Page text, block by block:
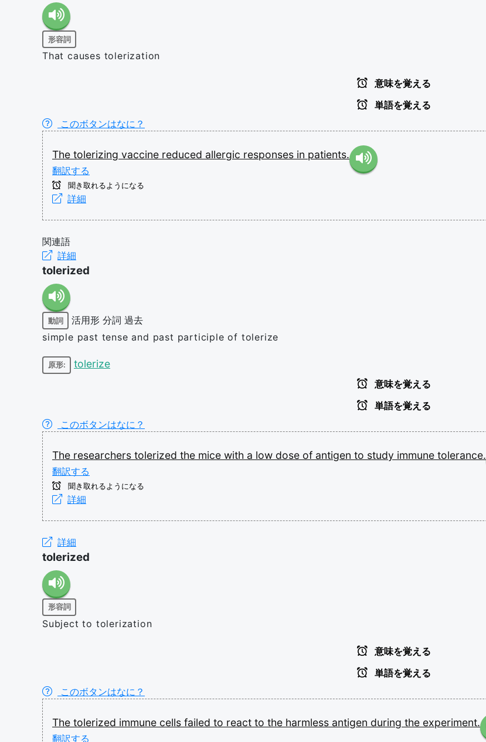
形容詞
That causes tolerization
意味を覚える
単語を覚える
このボタンはなに？
The tolerizing vaccine reduced allergic responses in patients.
翻訳する
聞き取れるようになる
詳細
関連語
詳細
tolerized
動詞 活用形 分詞 過去
simple past tense and past participle of tolerize
原形: tolerize
意味を覚える
単語を覚える
このボタンはなに？
The researchers tolerized the mice with a low dose of antigen to study immune tolerance.
翻訳する
聞き取れるようになる
詳細
詳細
tolerized
形容詞
Subject to tolerization
意味を覚える
単語を覚える
このボタンはなに？
The tolerized immune cells failed to react to the harmless antigen during the experiment.
翻訳する